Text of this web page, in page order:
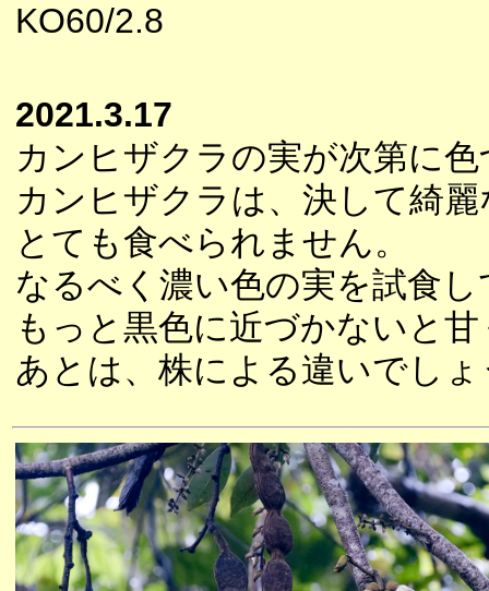
KO60/2.8
2021.3.17
カンヒザクラの実が次第に
カンヒザクラは、決して綺
とても食べられません。
なるべく濃い色の実を試食
もっと黒色に近づかないと
あとは、株による違いでし